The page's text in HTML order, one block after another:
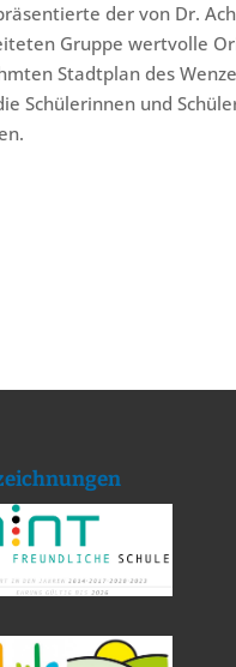
der von Dr.
Gruppe wertvolle
Stadtplan des
Schülerinnen und